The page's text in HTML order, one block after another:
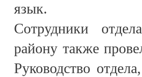
язык.
Сотрудники
району также
Руководство